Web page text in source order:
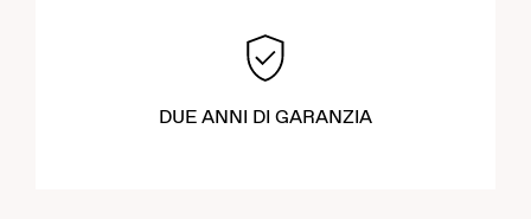
DUE ANNI DI GARANZIA